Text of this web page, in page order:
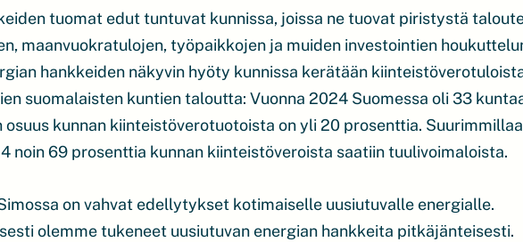
tuomat edut tuntuvat kunnissa, joissa ne tuovat piristystä
maanvuokratulojen, työpaikkojen ja muiden investointien
hankkeiden näkyvin hyöty kunnissa kerätään
suomalaisten kuntien taloutta: Vuonna 2024 Suomessa oli 33
kunnan kiinteistöverotuotoista on yli 20 prosenttia.
noin 69 prosenttia kunnan kiinteistöveroista saatiin tuulivoimaloista.
on vahvat edellytykset kotimaiselle uusiutuvalle energialle.
olemme tukeneet uusiutuvan energian hankkeita pitkäjänteisesti.